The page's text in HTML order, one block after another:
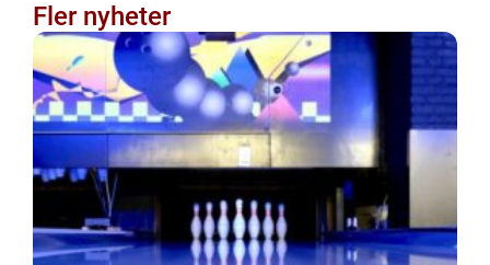
Fler nyheter